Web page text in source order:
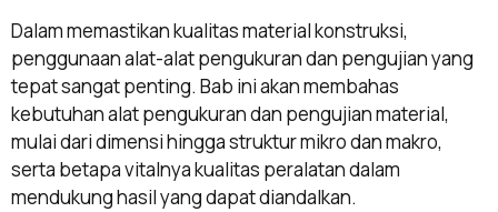
Dalam memastikan kualitas material konstruksi,
penggunaan alat-alat pengukuran dan pengujian yang
tepat sangat penting. Bab ini akan membahas
kebutuhan alat pengukuran dan pengujian material,
mulai dari dimensi hingga struktur mikro dan makro,
serta betapa vitalnya kualitas peralatan dalam
mendukung hasil yang dapat diandalkan.